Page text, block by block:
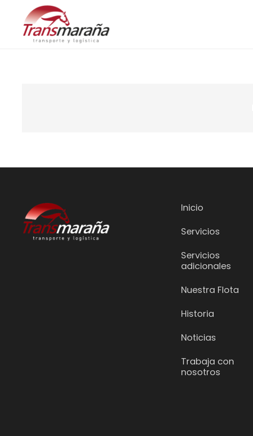
Inicio
Servicios
Servicios
adicionales
Nuestra Flota
Historia
Noticias
Trabaja con
nosotros